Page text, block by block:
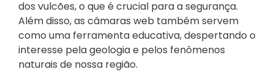
dos vulcões, o que é crucial para a segurança.
Além disso, as câmaras web também servem
como uma ferramenta educativa, despertando o
interesse pela geologia e pelos fenômenos
naturais de nossa região.